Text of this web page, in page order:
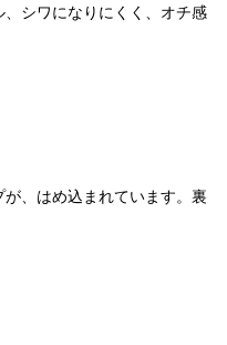
シワになりにくく、オチ感
、はめ込まれています。裏